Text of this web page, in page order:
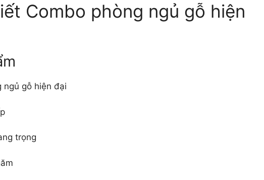
Combo phòng ngủ gỗ hiện
ngủ gỗ hiện đại
trọng